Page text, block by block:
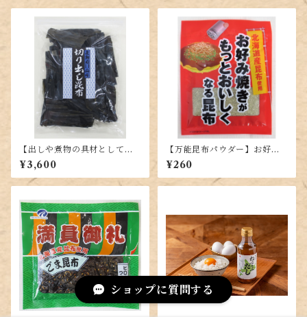
ショップに質問する
【出しや煮物の具材として】
切り出し日高昆布300g【いろ
いろ使える万能昆布】
¥3,600
【万能昆布パウダー】お好み
焼きがもっとおいしくなる昆
布10g【乾燥とろろ昆布】
¥260